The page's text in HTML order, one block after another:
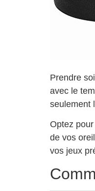
Prendre
avec le
seulement
Optez
de vos
vos jeux